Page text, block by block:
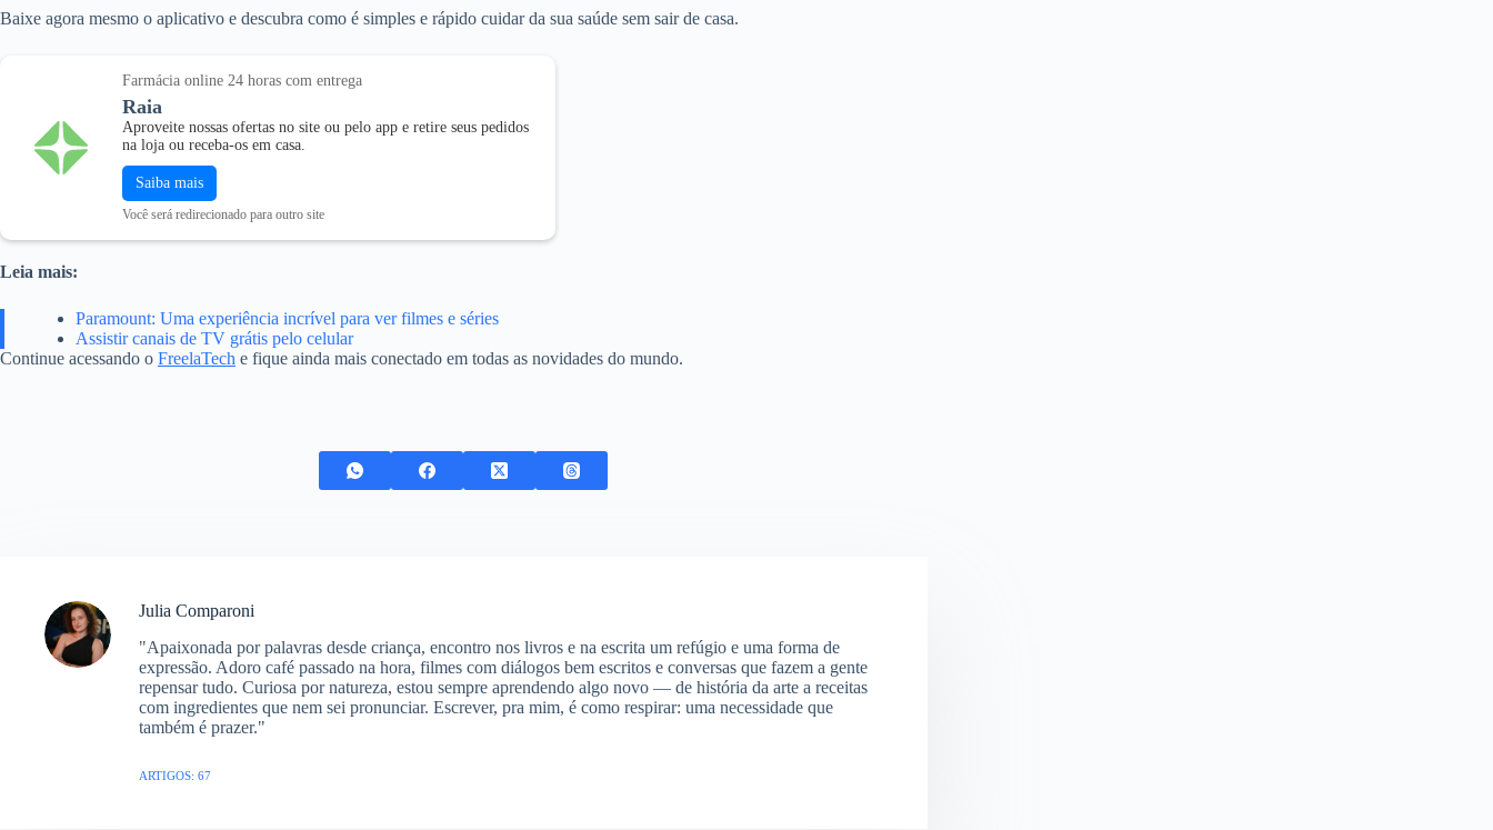
Baixe agora mesmo o aplicativo e descubra como é simples e rápido cuidar da sua saúde sem sair de casa.
Farmácia online 24 horas com entrega
Raia
Aproveite nossas ofertas no site ou pelo app e retire seus pedidos
na loja ou receba-os em casa.
Saiba mais
Você será redirecionado para outro site
Leia mais:
Paramount: Uma experiência incrível para ver filmes e séries
Assistir canais de TV grátis pelo celular
Continue acessando o FreelaTech e fique ainda mais conectado em todas as novidades do mundo.
Julia Comparoni
"Apaixonada por palavras desde criança, encontro nos livros e na escrita um refúgio e uma forma de
expressão. Adoro café passado na hora, filmes com diálogos bem escritos e conversas que fazem a gente
repensar tudo. Curiosa por natureza, estou sempre aprendendo algo novo — de história da arte a receitas
com ingredientes que nem sei pronunciar. Escrever, pra mim, é como respirar: uma necessidade que
também é prazer."
ARTIGOS: 67